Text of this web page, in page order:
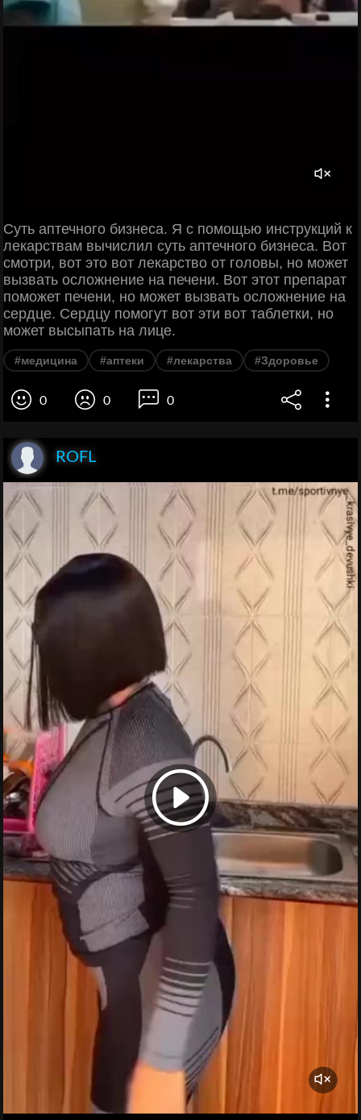
Суть аптечного бизнеса. Я с помощью инструкций к
лекарствам вычислил суть аптечного бизнеса. Вот
смотри, вот это вот лекарство от головы, но может
вызвать осложнение на печени. Вот этот препарат
поможет печени, но может вызвать осложнение на
сердце. Сердцу помогут вот эти вот таблетки, но
может высыпать на лице.
#медицина #аптеки #лекарства #Здоровье
0 0 0
ROFL